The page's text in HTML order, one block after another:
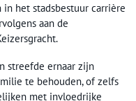
het stadsbestuur carrière
aan de
streefde ernaar zijn
te behouden, of zelfs
met invloedrijke